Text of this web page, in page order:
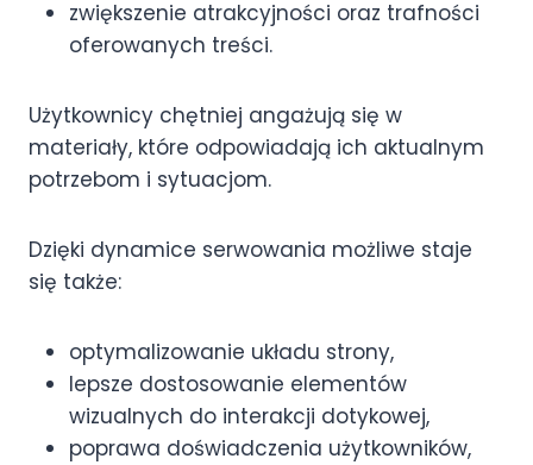
zwiększenie atrakcyjności oraz trafności
oferowanych treści.
Użytkownicy chętniej angażują się w
materiały, które odpowiadają ich aktualnym
potrzebom i sytuacjom.
Dzięki dynamice serwowania możliwe staje
się także:
optymalizowanie układu strony,
lepsze dostosowanie elementów
wizualnych do interakcji dotykowej,
poprawa doświadczenia użytkowników,